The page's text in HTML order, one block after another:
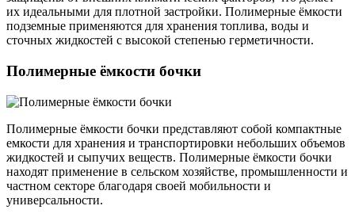
их идеальными для плотной застройки. Полимерные ёмкости
подземные применяются для хранения топлива, воды и
сточных жидкостей с высокой степенью герметичности.
Полимерные ёмкости бочки
Полимерные ёмкости бочки представляют собой компактные
емкости для хранения и транспортировки небольших объемов
жидкостей и сыпучих веществ. Полимерные ёмкости бочки
находят применение в сельском хозяйстве, промышленности и
частном секторе благодаря своей мобильности и
универсальности.